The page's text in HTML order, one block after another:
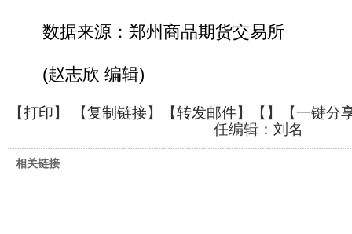
数据来源：郑州商品期货交易所
(赵志欣 编辑)
【打印】 【复制链接】【转发邮件】【 】
【一键分
任编辑：刘名
相关链接